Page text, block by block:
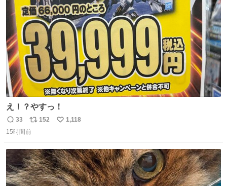
数
え！？やすっ！
返
信
33
リ
ポ
ト
数
152
い
数
1,118
15時間前